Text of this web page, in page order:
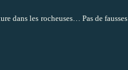
dans les rocheuses… Pas de fausses